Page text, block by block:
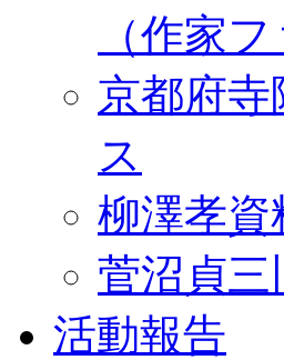
（作家
京都府
ス
柳澤孝
菅沼貞三
活動報告